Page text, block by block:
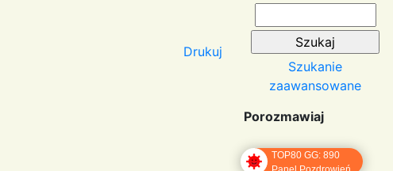
Drukuj
Szukanie
zaawansowane
Porozmawiaj
TOP80 GG: 890